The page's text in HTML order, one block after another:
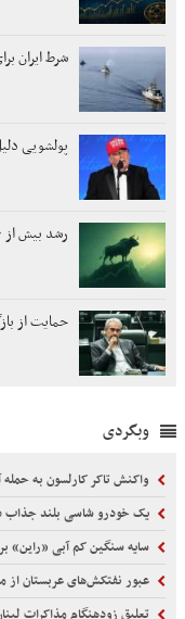
شرط ایران
پولشویی
رشد بیش از ۱۳۰ هزار واحدی شاخص کل بورس
حمایت از
وبگردی
واکنش تاکر کارلسون به
یک خودرو شاسی بلند جذاب
سایه سنگین کم آبی «راین»
عبور نفتکش‌های عربستان از
تعلیق زودهنگام مذاکرات